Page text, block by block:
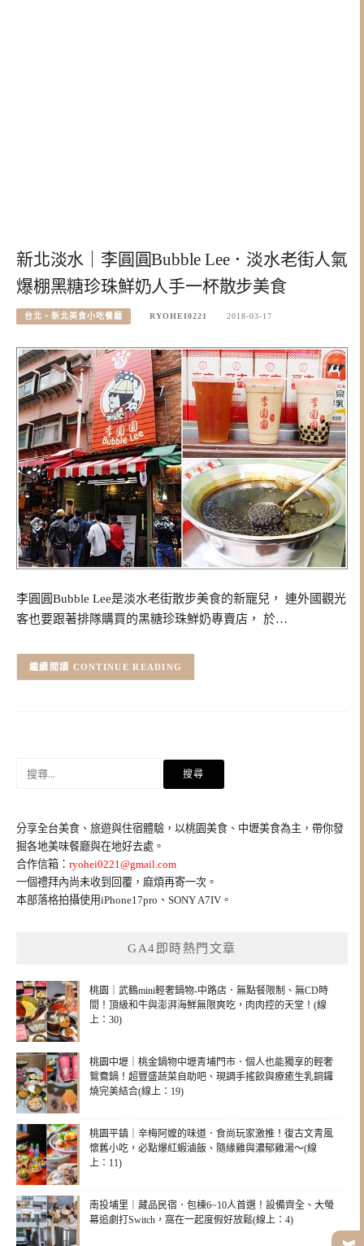
新北淡水｜李圓圓Bubble Lee．淡水老街人氣
爆棚黑糖珍珠鮮奶人手一杯散步美食
台北、新北美食小吃餐廳 RYOHEI0221 2018-03-17
李圓圓Bubble Lee是淡水老街散步美食的新寵兒， 連外國觀光
客也要跟著排隊購買的黑糖珍珠鮮奶專賣店， 於…
CONTINUE READING
字:
分享全台美食、旅遊與住宿體驗，以桃園美食、中壢美食為主，帶你發
掘各地美味餐廳與在地好去處。
合作信箱： ryohei0221@gmail.com
一個禮拜內尚未收到回覆，麻煩再寄一次。
本部落格拍攝使用iPhone17pro、SONY A7IV。
GA4即時熱門文章
桃園｜武鶴mini輕奢鍋物-中路店．無點餐限制、無CD時
間！頂級和牛與澎湃海鮮無限爽吃，肉肉控的天堂！(線
上：30)
桃園中壢｜桃金鍋物中壢青埔門市．個人也能獨享的輕奢
鴛鴦鍋！超豐盛蔬菜自助吧、現調手搖飲與療癒生乳銅鑼
燒完美結合(線上：19)
桃園平鎮｜辛梅阿嬤的味道．食尚玩家激推！復古文青風
懷舊小吃，必點爆紅蝦滷飯、隨緣雞與濃郁雞湯～(線
上：11)
南投埔里｜藏品民宿．包棟6~10人首選！設備齊全、大螢
幕追劇打Switch，窩在一起度假好放鬆(線上：4)